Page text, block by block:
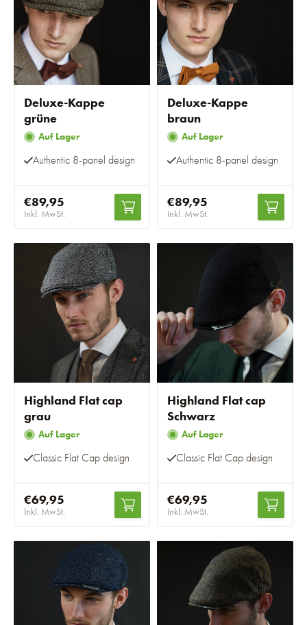
Deluxe-Kappe
grüne
Auf Lager
Authentic 8-panel design
€89,95
Inkl. MwSt.
Deluxe-Kappe
braun
Auf Lager
Authentic 8-panel design
€89,95
Inkl. MwSt.
Highland Flat cap
grau
Auf Lager
Classic Flat Cap design
€69,95
Inkl. MwSt.
Highland Flat cap
Schwarz
Auf Lager
Classic Flat Cap design
€69,95
Inkl. MwSt.